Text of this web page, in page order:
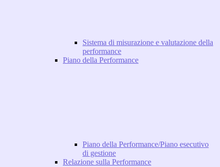
Sistema di misurazione e valutazione della
performance
Piano della Performance
Piano della Performance/Piano esecutivo
di gestione
Relazione sulla Performance